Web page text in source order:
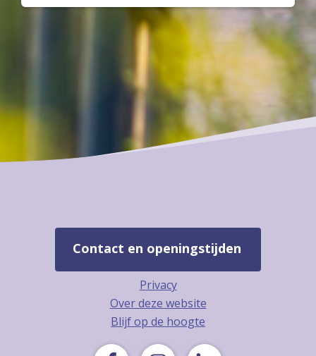
Contact en openingstijden
Privacy
Over deze website
Blijf op de hoogte